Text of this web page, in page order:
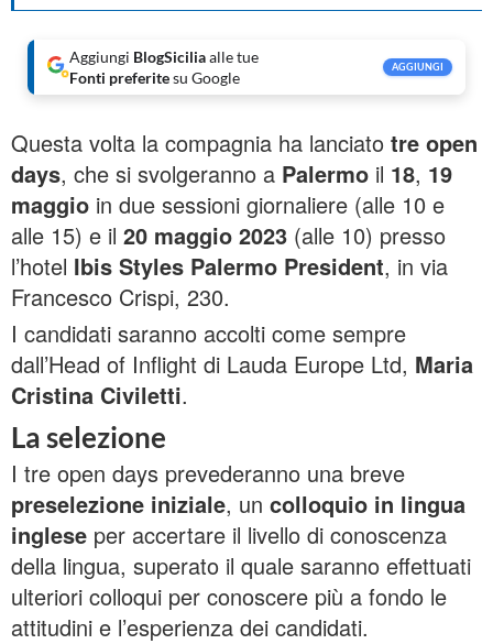
Aggiungi BlogSiciliaalle tue
Fonti preferitesu Google
AGGIUNGI
Questa volta la compagnia ha lanciato tre open
days, che si svolgeranno a Palermo il 18, 19
maggio in due sessioni giornaliere (alle 10 e
alle 15) e il 20 maggio 2023 (alle 10) presso
l’hotel Ibis Styles Palermo President, in via
Francesco Crispi, 230.
I candidati saranno accolti come sempre
dall’Head of Inflight di Lauda Europe Ltd, Maria
Cristina Civiletti.
La selezione
I tre open days prevederanno una breve
preselezione iniziale, un colloquio in lingua
inglese per accertare il livello di conoscenza
della lingua, superato il quale saranno effettuati
ulteriori colloqui per conoscere più a fondo le
attitudini e l’esperienza dei candidati.